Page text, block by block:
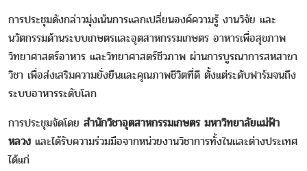
การประชุมดังกล่าวมุ่งเน้นการแลกเปลี่ยนองค์ความรู้ งานวิจัย และ
นวัตกรรมด้านระบบเกษตรและอุตสาหกรรมเกษตร อาหารเพื่อสุขภาพ
วิทยาศาสตร์อาหาร และวิทยาศาสตร์ชีวภาพ ผ่านการบูรณาการสหสาขา
วิชา เพื่อส่งเสริมความยั่งยืนและคุณภาพชีวิตที่ดี ตั้งแต่ระดับฟาร์มจนถึง
ระบบอาหารระดับโลก
การประชุมจัดโดย สำนักวิชาอุตสาหกรรมเกษตร มหาวิทยาลัยแม่ฟ้า
หลวง และได้รับความร่วมมือจากหน่วยงานวิชาการทั้งในและต่างประเทศ
ได้แก่